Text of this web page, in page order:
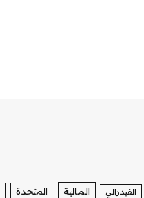
الفيدرالي المالية المتحدة